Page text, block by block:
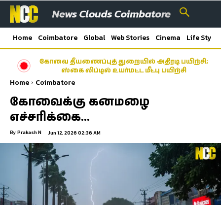
Home Coimbatore Global Web Stories Cinema Life Style
கோவை தீயணைப்புத் துறையில் அதிரடி பயிற்சி;
ஸ்கை லிப்டில் உயர்மட்ட மீட்பு பயிற்சி
Home Coimbatore
கோவைக்கு கனமழை
எச்சரிக்கை…
By Prakash N Jun 12, 2026 02:36 AM